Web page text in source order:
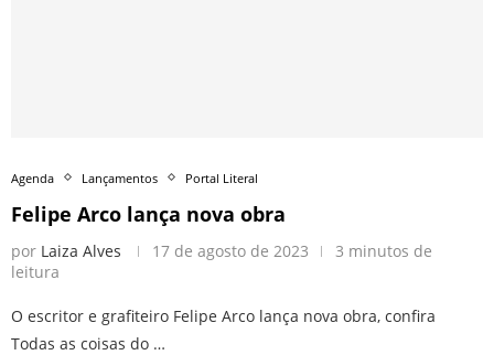
Agenda Lançamentos Portal Literal
Felipe Arco lança nova obra
por Laiza Alves 17 de agosto de 2023
3 minutos de
leitura
O escritor e grafiteiro Felipe Arco lança nova obra, confira
Todas as coisas do …